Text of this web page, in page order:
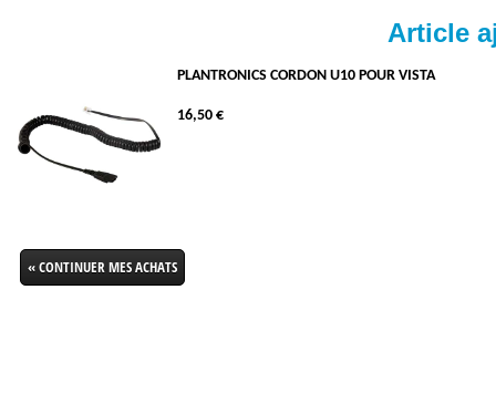
Article
PLANTRONICS CORDON U10 POUR VISTA
16,50 €
« CONTINUER MES ACHATS